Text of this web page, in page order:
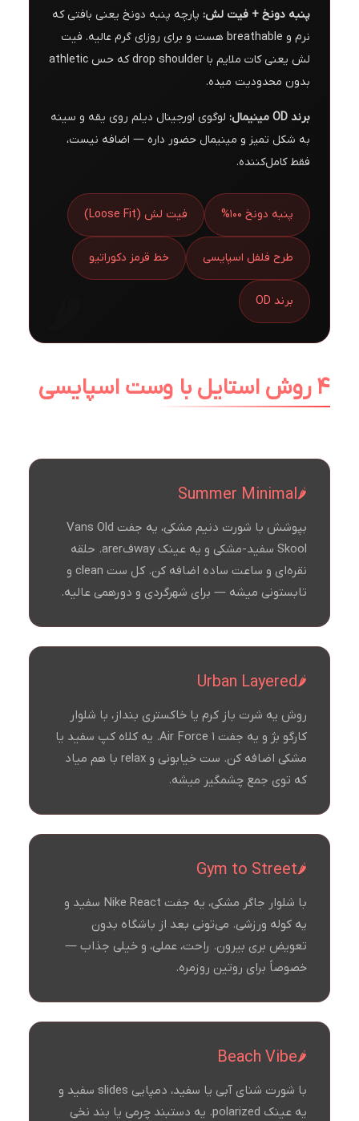
پنبه دونخ + فیت لش: پارچه پنبه دونخ یعنی بافتی که
نرم و breathable هست و برای روزای گرم عالیه. فیت
لش یعنی کات ملایم با drop shoulder که حس athletic
بدون محدودیت میده.
برند OD مینیمال:
لوگوی اورجینال دیلم روی یقه و سینه
به شکل تمیز و مینیمال حضور داره — اضافه نیست،
فقط کامل‌کننده.
پنبه دونخ 100% فیت لش (Loose Fit)
طرح فلفل اسپایسی خط قرمز دکوراتیو
برند OD
۴ روش استایل با وست اسپایسی
Summer Minimal
بپوشش با شورت دنیم مشکی، یه جفت Vans Old
Skool سفید-مشکی و یه عینک wayفarer. حلقه
نقره‌ای و ساعت ساده اضافه کن. کل ست clean و
تابستونی میشه — برای شهرگردی و دورهمی عالیه.
Urban Layered
روش یه شرت باز کرم یا خاکستری بنداز، با شلوار
کارگو بژ و یه جفت Air Force 1. یه کلاه کپ سفید یا
مشکی اضافه کن. ست خیابونی و relax با هم میاد
که توی جمع چشمگیر میشه.
Gym to Street
با شلوار جاگر مشکی، یه جفت Nike React سفید و
یه کوله ورزشی. می‌تونی بعد از باشگاه بدون
تعویض بری بیرون. راحت، عملی، و خیلی جذاب —
خصوصاً برای روتین روزمره.
Beach Vibe
با شورت شنای آبی یا سفید، دمپایی slides سفید و
یه عینک polarized. یه دستبند چرمی یا بند نخی